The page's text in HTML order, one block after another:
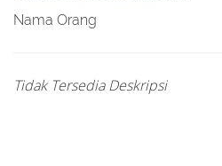
Nama Orang
Tidak Tersedia Deskripsi